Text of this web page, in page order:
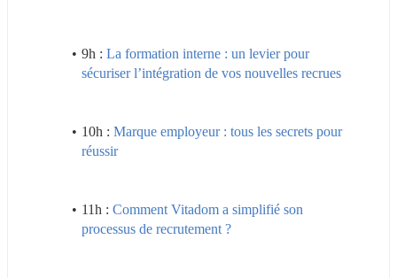
9h : La formation interne : un levier pour
sécuriser l’intégration de vos nouvelles recrues
10h : Marque employeur : tous les secrets pour
réussir
11h : Comment Vitadom a simplifié son
processus de recrutement ?